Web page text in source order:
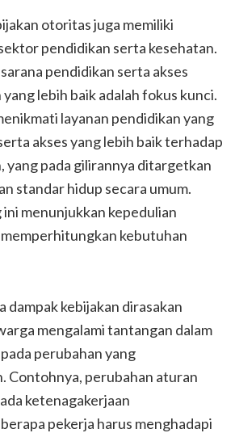
otoritas juga memiliki
pendidikan serta kesehatan.
pendidikan serta akses
lebih baik adalah fokus kunci.
layanan pendidikan yang
akses yang lebih baik terhadap
yang pada gilirannya ditargetkan
standar hidup secara umum.
menunjukkan kepedulian
kebutuhan
dampak kebijakan dirasakan
mengalami tantangan dalam
perubahan yang
Contohnya, perubahan aturan
ketenagakerjaan
pekerja harus menghadapi